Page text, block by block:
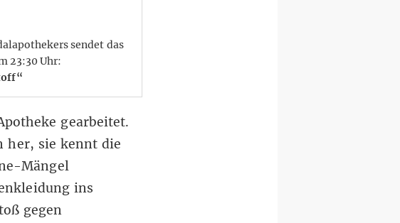
sendet das
23:30 Uhr:
gearbeitet.
her, sie kennt die
Mängel
ins
gegen